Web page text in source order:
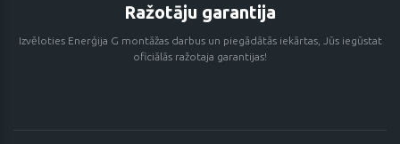
Ražotāju garantija
Izvēloties Enerģija G montāžas darbus un piegādātās iekārtas, Jūs iegūstat
oficiālās ražotaja garantijas!